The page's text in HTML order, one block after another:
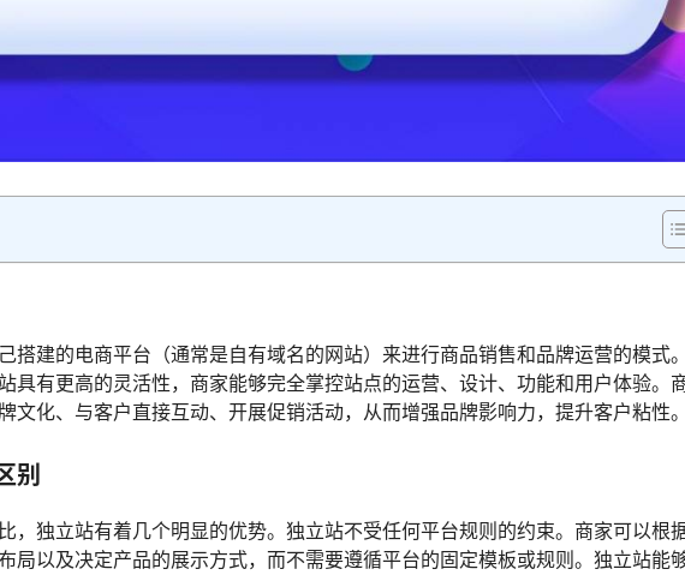
搭建的电商平台（通常是自有域名的网站）来进行商品销售和品牌运营的模式
具有更高的灵活性，商家能够完全掌控站点的运营、设计、功能和用户体验。
文化、与客户直接互动、开展促销活动，从而增强品牌影响力，提升客户粘性。
别
，独立站有着几个明显的优势。独立站不受任何平台规则的约束。商家可以根
局以及决定产品的展示方式，而不需要遵循平台的固定模板或规则。独立站能